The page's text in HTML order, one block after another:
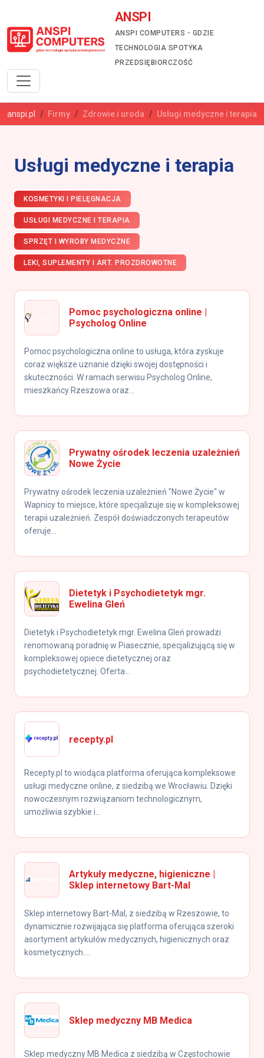
ANSPI
ANSPI COMPUTERS - GDZIE
TECHNOLOGIA SPOTYKA
PRZEDSIĘBIORCZOŚĆ
anspi.pl Firmy Zdrowie i uroda Usługi medyczne i terapia
Usługi medyczne i terapia
KOSMETYKI I PIELĘGNACJA
USŁUGI MEDYCZNE I TERAPIA
SPRZĘT I WYROBY MEDYCZNE
LEKI, SUPLEMENTY I ART. PROZDROWOTNE
Pomoc psychologiczna online |
Psycholog Online
Pomoc psychologiczna online to usługa, która zyskuje
coraz większe uznanie dzięki swojej dostępności i
skuteczności. W ramach serwisu Psycholog Online,
mieszkańcy Rzeszowa oraz...
Prywatny ośrodek leczenia uzależnień
Nowe Życie
Prywatny ośrodek leczenia uzależnień "Nowe Życie" w
Wapnicy to miejsce, które specjalizuje się w kompleksowej
terapii uzależnień. Zespół doświadczonych terapeutów
oferuje...
Dietetyk i Psychodietetyk mgr.
Ewelina Gleń
Dietetyk i Psychodietetyk mgr. Ewelina Gleń prowadzi
renomowaną poradnię w Piasecznie, specjalizującą się w
kompleksowej opiece dietetycznej oraz
psychodietetycznej. Oferta...
recepty.pl
Recepty.pl to wiodąca platforma oferująca kompleksowe
usługi medyczne online, z siedzibą we Wrocławiu. Dzięki
nowoczesnym rozwiązaniom technologicznym,
umożliwia szybkie i...
Artykuły medyczne, higieniczne |
Sklep internetowy Bart-Mal
Sklep internetowy Bart-Mal, z siedzibą w Rzeszowie, to
dynamicznie rozwijająca się platforma oferująca szeroki
asortyment artykułów medycznych, higienicznych oraz
kosmetycznych....
Sklep medyczny MB Medica
Sklep medyczny MB Medica z siedzibą w Częstochowie